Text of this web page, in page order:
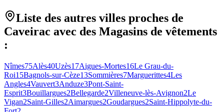
Liste des autres villes proches de
Caveirac avec des Magasins de vêtements
:
Nîmes75Alès40Uzès17Aigues-Mortes16Le Grau-du-
Roi15Bagnols-sur-Cèze13Sommières7Marguerittes4Les
Angles4Vauvert3Anduze3Pont-Saint-
Esprit3Bouillargues2Bellegarde2Villeneuve-lès-Avignon2Le
Vigan2Saint-Gilles2Aimargues2Goudargues2Saint-Hippolyte-du-